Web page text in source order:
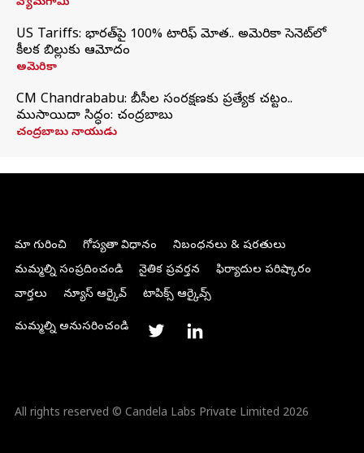
US Tariffs: భారత్‌పై 100% టారిఫ్‌ మోత.. అమెరికా సెనెట్‌లో
కీలక బిల్లుకు ఆమోదం
అమెరికా
CM Chandrababu: బీసీల సంరక్షణకు ప్రత్యేక చట్టం..
ముసాయిదా సిద్ధం: చంద్రబాబు
చంద్రబాబు నాయుడు
మా గురించి గోప్యతా విధానం
నిబంధనలు & షరతులు
మమ్మల్ని సంప్రదించండి
నైతిక ప్రవర్తన
ఫిర్యాదుల పరిష్కారం
వార్తలు
న్యూస్ ఆర్కైవ్ టాపిక్స్ ఆర్కైవ్స్
మమ్మల్ని అనుసరించండి
All rights reserved © Candela Labs Private Limited 2026